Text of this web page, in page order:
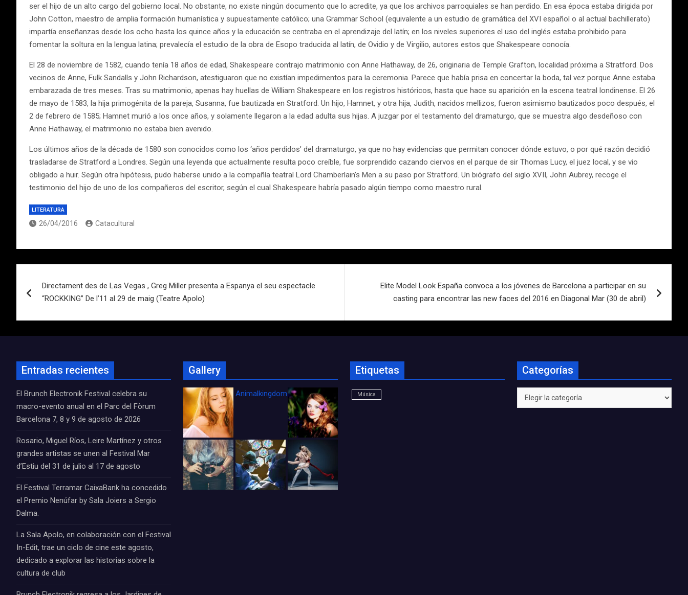
ser el hijo de un alto cargo del gobierno local. No obstante, no existe ningún documento que lo acredite, ya que los archivos parroquiales se han perdido. En esa época estaba dirigida por
John Cotton, maestro de amplia formación humanística y supuestamente católico; una Grammar School (equivalente a un estudio de gramática del XVI español o al actual bachillerato)
impartía enseñanzas desde los ocho hasta los quince años y la educación se centraba en el aprendizaje del latín; en los niveles superiores el uso del inglés estaba prohibido para
fomentar la soltura en la lengua latina; prevalecía el estudio de la obra de Esopo traducida al latín, de Ovidio y de Virgilio, autores estos que Shakespeare conocía.
El 28 de noviembre de 1582, cuando tenía 18 años de edad, Shakespeare contrajo matrimonio con Anne Hathaway, de 26, originaria de Temple Grafton, localidad próxima a Stratford. Dos
vecinos de Anne, Fulk Sandalls y John Richardson, atestiguaron que no existían impedimentos para la ceremonia. Parece que había prisa en concertar la boda, tal vez porque Anne estaba
embarazada de tres meses. Tras su matrimonio, apenas hay huellas de William Shakespeare en los registros históricos, hasta que hace su aparición en la escena teatral londinense. El 26
de mayo de 1583, la hija primogénita de la pareja, Susanna, fue bautizada en Stratford. Un hijo, Hamnet, y otra hija, Judith, nacidos mellizos, fueron asimismo bautizados poco después, el
2 de febrero de 1585; Hamnet murió a los once años, y solamente llegaron a la edad adulta sus hijas. A juzgar por el testamento del dramaturgo, que se muestra algo desdeñoso con
Anne Hathaway, el matrimonio no estaba bien avenido.
Los últimos años de la década de 1580 son conocidos como los ‘años perdidos’ del dramaturgo, ya que no hay evidencias que permitan conocer dónde estuvo, o por qué razón decidió
trasladarse de Stratford a Londres. Según una leyenda que actualmente resulta poco creíble, fue sorprendido cazando ciervos en el parque de sir Thomas Lucy, el juez local, y se vio
obligado a huir. Según otra hipótesis, pudo haberse unido a la compañía teatral Lord Chamberlain’s Men a su paso por Stratford. Un biógrafo del siglo XVII, John Aubrey, recoge el
testimonio del hijo de uno de los compañeros del escritor, según el cual Shakespeare habría pasado algún tiempo como maestro rural.
LITERATURA
26/04/2016 Catacultural
de
entradas
Directament des de Las Vegas , Greg Miller presenta a Espanya el seu espectacle
“ROCKKING” De l’11 al 29 de maig (Teatre Apolo)
Elite Model Look España convoca a los jóvenes de Barcelona a participar en su
casting para encontrar las new faces del 2016 en Diagonal Mar (30 de abril)
Entradas recientes
El Brunch Electronik Festival celebra su
macro-evento anual en el Parc del Fòrum
Barcelona 7, 8 y 9 de agosto de 2026
Rosario, Miguel Ríos, Leire Martínez y otros
grandes artistas se unen al Festival Mar
d’Estiu del 31 de julio al 17 de agosto
El Festival Terramar CaixaBank ha concedido
el Premio Nenúfar by Sala Joiers a Sergio
Dalma.
La Sala Apolo, en colaboración con el Festival
In-Edit, trae un ciclo de cine este agosto,
dedicado a explorar las historias sobre la
cultura de club
Gallery
Animalkingdom_FichaCine
Etiquetas
Música
Categorías
Categorías